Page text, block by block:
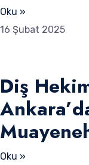
Oku »
16 Şubat 2025
Diş
Oku »